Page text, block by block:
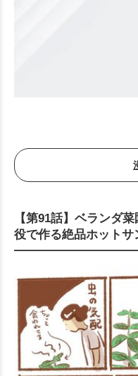
【第91話】ベランダ
役で作る絶品ホットサ